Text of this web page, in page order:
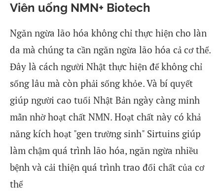
Viên uống NMN+ Biotech
Ngăn ngừa lão hóa không chỉ thực hiện cho làn
da mà chúng ta cần ngăn ngừa lão hóa cả cơ thể.
Đây là cách người Nhật thực hiện để không chỉ
sống lâu mà còn phải sống khỏe. Và bí quyết
giúp người cao tuổi Nhật Bản ngày càng minh
mẫn nhờ hoạt chất NMN. Hoạt chất này có khả
năng kích hoạt "gen trường sinh" Sirtuins giúp
làm chậm quá trình lão hóa, ngăn ngừa nhiều
bệnh và cải thiện quá trình trao đổi chất của cơ
thể